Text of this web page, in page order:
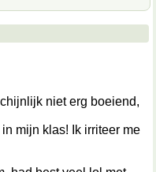
niet erg boeiend,
mijn klas! Ik irriteer me